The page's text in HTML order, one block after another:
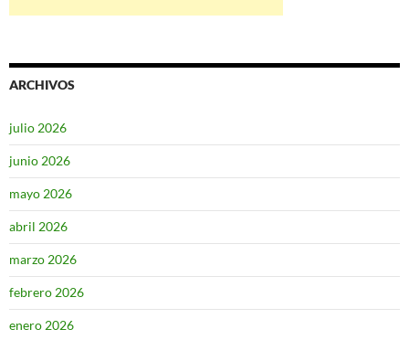
ARCHIVOS
julio 2026
junio 2026
mayo 2026
abril 2026
marzo 2026
febrero 2026
enero 2026